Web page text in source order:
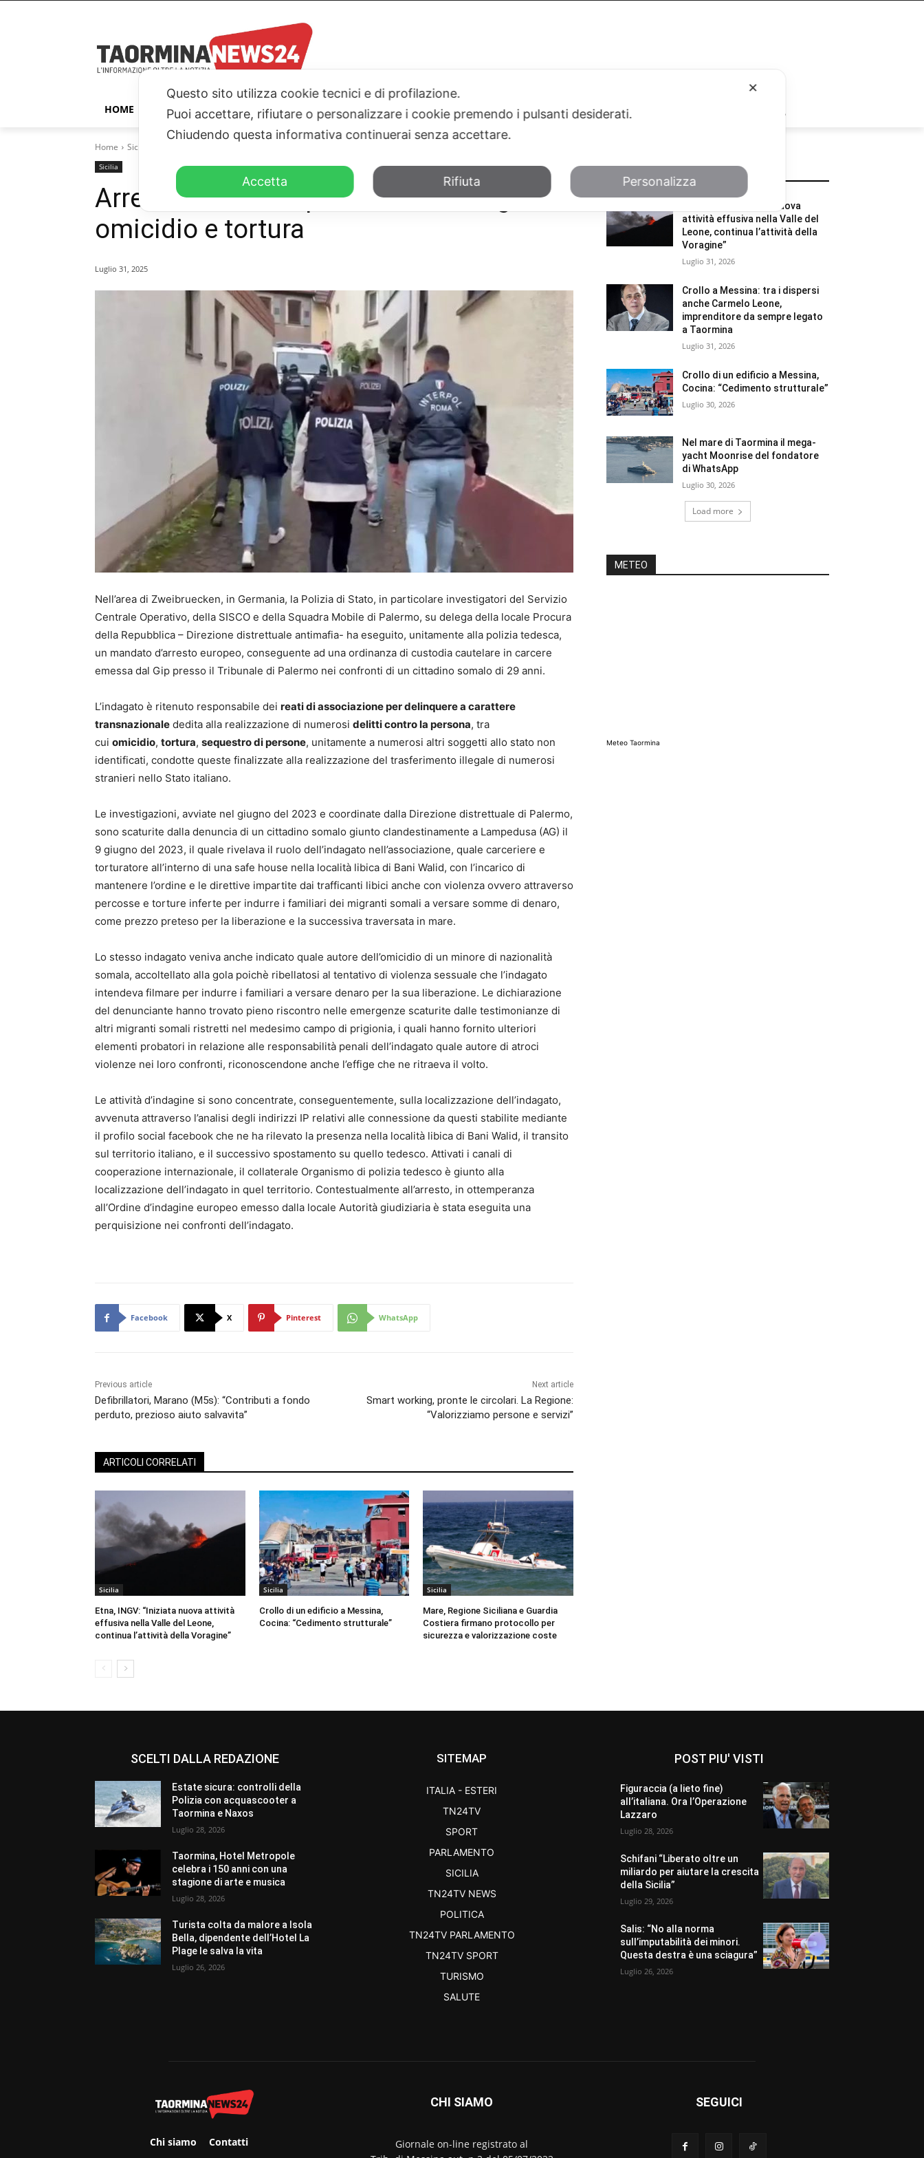
HOME TAORMINA ITALIA – ESTERI PARLAMENTO SICILIA SALUTE SPORT TN24TV
Home Sicilia
Sicilia
Arrestato somalo per traffico di migranti,
omicidio e tortura
Luglio 31, 2025
Nell’area di Zweibruecken, in Germania, la Polizia di Stato, in particolare investigatori del Servizio
Centrale Operativo, della SISCO e della Squadra Mobile di Palermo, su delega della locale Procura
della Repubblica – Direzione distrettuale antimafia- ha eseguito, unitamente alla polizia tedesca,
un mandato d’arresto europeo, conseguente ad una ordinanza di custodia cautelare in carcere
emessa dal Gip presso il Tribunale di Palermo nei confronti di un cittadino somalo di 29 anni.
L’indagato è ritenuto responsabile dei reati di associazione per delinquere a carattere
transnazionale dedita alla realizzazione di numerosi delitti contro la persona, tra
cui omicidio, tortura, sequestro di persone, unitamente a numerosi altri soggetti allo stato non
identificati, condotte queste finalizzate alla realizzazione del trasferimento illegale di numerosi
stranieri nello Stato italiano.
Le investigazioni, avviate nel giugno del 2023 e coordinate dalla Direzione distrettuale di Palermo,
sono scaturite dalla denuncia di un cittadino somalo giunto clandestinamente a Lampedusa (AG) il
9 giugno del 2023, il quale rivelava il ruolo dell’indagato nell’associazione, quale carceriere e
torturatore all’interno di una safe house nella località libica di Bani Walid, con l’incarico di
mantenere l’ordine e le direttive impartite dai trafficanti libici anche con violenza ovvero attraverso
percosse e torture inferte per indurre i familiari dei migranti somali a versare somme di denaro,
come prezzo preteso per la liberazione e la successiva traversata in mare.
Lo stesso indagato veniva anche indicato quale autore dell’omicidio di un minore di nazionalità
somala, accoltellato alla gola poichè ribellatosi al tentativo di violenza sessuale che l’indagato
intendeva filmare per indurre i familiari a versare denaro per la sua liberazione. Le dichiarazione
del denunciante hanno trovato pieno riscontro nelle emergenze scaturite dalle testimonianze di
altri migranti somali ristretti nel medesimo campo di prigionia, i quali hanno fornito ulteriori
elementi probatori in relazione alle responsabilità penali dell’indagato quale autore di atroci
violenze nei loro confronti, riconoscendone anche l’effige che ne ritraeva il volto.
Le attività d’indagine si sono concentrate, conseguentemente, sulla localizzazione dell’indagato,
avvenuta attraverso l’analisi degli indirizzi IP relativi alle connessione da questi stabilite mediante
il profilo social facebook che ne ha rilevato la presenza nella località libica di Bani Walid, il transito
sul territorio italiano, e il successivo spostamento su quello tedesco. Attivati i canali di
cooperazione internazionale, il collaterale Organismo di polizia tedesco è giunto alla
localizzazione dell’indagato in quel territorio. Contestualmente all’arresto, in ottemperanza
all’Ordine d’indagine europeo emesso dalla locale Autorità giudiziaria è stata eseguita una
perquisizione nei confronti dell’indagato.
Facebook X Pinterest WhatsApp
Previous article
Defibrillatori, Marano (M5s): “Contributi a fondo
perduto, prezioso aiuto salvavita”
Next article
Smart working, pronte le circolari. La Regione:
“Valorizziamo persone e servizi”
ARTICOLI CORRELATI
Sicilia
Etna, INGV: “Iniziata nuova attività
effusiva nella Valle del Leone,
continua l’attività della Voragine”
Sicilia
Crollo di un edificio a Messina,
Cocina: “Cedimento strutturale”
Sicilia
Mare, Regione Siciliana e Guardia
Costiera firmano protocollo per
sicurezza e valorizzazione coste
Etna, INGV: “Iniziata nuova
attività effusiva nella Valle del
Leone, continua l’attività della
Voragine”
Luglio 31, 2026
Crollo a Messina: tra i dispersi
anche Carmelo Leone,
imprenditore da sempre legato
a Taormina
Luglio 31, 2026
Crollo di un edificio a Messina,
Cocina: “Cedimento strutturale”
Luglio 30, 2026
Nel mare di Taormina il mega-
yacht Moonrise del fondatore
di WhatsApp
Luglio 30, 2026
Load more
METEO
Meteo Taormina
SCELTI DALLA REDAZIONE
Estate sicura: controlli della
Polizia con acquascooter a
Taormina e Naxos
Luglio 28, 2026
Taormina, Hotel Metropole
celebra i 150 anni con una
stagione di arte e musica
Luglio 28, 2026
Turista colta da malore a Isola
Bella, dipendente dell’Hotel La
Plage le salva la vita
Luglio 26, 2026
SITEMAP
ITALIA - ESTERI
TN24TV
SPORT
PARLAMENTO
SICILIA
TN24TV NEWS
POLITICA
TN24TV PARLAMENTO
TN24TV SPORT
TURISMO
SALUTE
POST PIU' VISTI
Figuraccia (a lieto fine)
all’italiana. Ora l’Operazione
Lazzaro
Luglio 28, 2026
Schifani “Liberato oltre un
miliardo per aiutare la crescita
della Sicilia”
Luglio 29, 2026
Salis: “No alla norma
sull’imputabilità dei minori.
Questa destra è una sciagura”
Luglio 26, 2026
Chi siamo Contatti
CHI SIAMO
Giornale on-line registrato al
SEGUICI
✕
Questo sito utilizza cookie tecnici e di profilazione.
Puoi accettare, rifiutare o personalizzare i cookie premendo i pulsanti desiderati.
Chiudendo questa informativa continuerai senza accettare.
Accetta Rifiuta Personalizza